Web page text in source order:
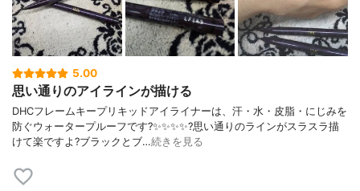
5.00
思い通りのアイラインが描ける
DHCフレームキープリキッドアイライナーは、汗・水・皮脂・にじみを
防ぐウォータープルーフです?✨✨✨✨?️思い通りのラインがスラスラ描
けて楽ですよ?ブラックとブ…続きを見る